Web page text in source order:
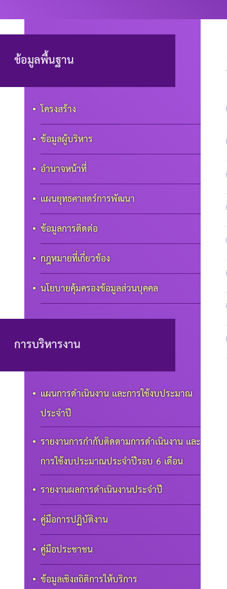
ข้อมูลพื้นฐาน
โครงสร้าง
ข้อมูลผู้บริหาร
อำนาจหน้าที่
แผนยุทธศาสตร์การพัฒนา
ข้อมูลการติดต่อ
กฎหมายที่เกี่ยวข้อง
นโยบายคุ้มครองข้อมูลส่วนบุคคล
การบริหารงาน
แผนการดำเนินงาน และการใช้งบประมาณ
ประจำปี
รายงานการกำกับติดตามการดำเนินงาน และ
การใช้งบประมาณประจำปีรอบ 6 เดือน
รายงานผลการดำเนินงานประจำปี
คู่มือการปฏิบัติงาน
คู่มือประชาชน
ข้อมูลเชิงสถิติการให้บริการ